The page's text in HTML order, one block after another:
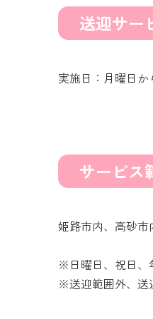
送迎サー
実施日：月曜日か
サービス
姫路市内、高砂市
※日曜日、祝日、
※送迎範囲外、送